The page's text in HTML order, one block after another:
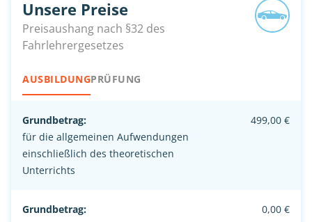
Unsere Preise
Preisaushang nach §32 des
Fahrlehrergesetzes
AUSBILDUNGPRÜFUNG
Grundbetrag:
für die allgemeinen Aufwendungen
einschließlich des theoretischen
Unterrichts
499,00 €
Grundbetrag:
0,00 €